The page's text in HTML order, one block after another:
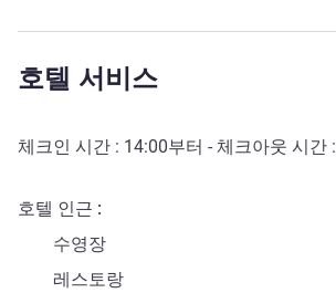
호텔 서비스
체크인 시간 : 14:00부터 - 체크아웃 시간 :
호텔 인근
수영장
레스토랑